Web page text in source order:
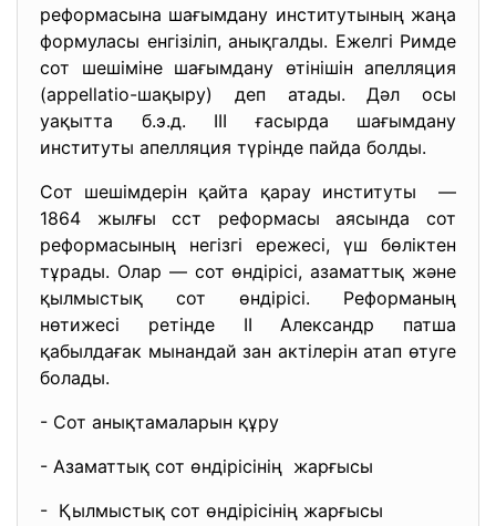
реформасына шағымдану институтының жаңа
формуласы енгізіліп, анықгалды. Ежелгі Римде
сот шешіміне шағымдану өтінішін апелляция
(appellatio-шақыру) деп атады. Дәл осы
уақытта б.э.д. III ғасырда шағымдану
институты апелляция түрінде пайда болды.
Сот шешімдерін қайта қарау институты —
1864 жылғы сст реформасы аясында сот
реформасының негізгі ережесі, үш бөліктен
тұрады. Олар — сот өндірісі, азаматтық және
қылмыстық сот өндірісі. Реформаның
нөтижесі ретінде II Александр патша
қабылдағак мынандай зан актілерін атап өтуге
болады.
- Сот анықтамаларын құру
- Азаматтық сот өндірісінің жарғысы
- Қылмыстық сот өндірісінің жарғысы